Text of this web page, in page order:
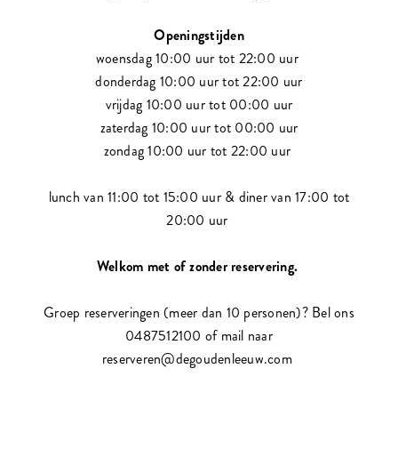
Openingstijden
woensdag 10:00 uur tot 22:00 uur
donderdag 10:00 uur tot 22:00 uur
vrijdag 10:00 uur tot 00:00 uur
zaterdag 10:00 uur tot 00:00 uur
zondag 10:00 uur tot 22:00 uur
lunch van 11:00 tot 15:00 uur & diner van 17:00 tot
20:00 uur
Welkom met of zonder reservering.
Groep reserveringen (meer dan 10 personen)? Bel ons
0487512100 of mail naar
reserveren@degoudenleeuw.com